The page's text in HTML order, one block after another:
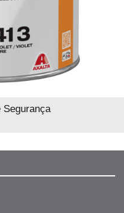
Segurança